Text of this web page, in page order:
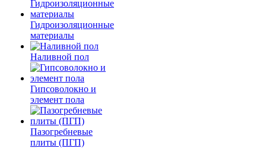
Гидроизоляционные
материалы
Наливной пол
Гипсоволокно и
элемент пола
Пазогребневые
плиты (ПГП)